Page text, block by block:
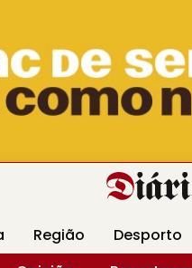
Revista Minha
Região Desporto